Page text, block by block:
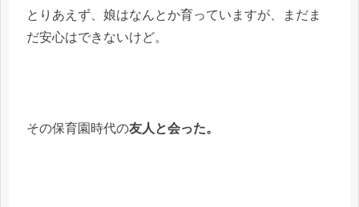
とりあえず、娘はなんとか育っていますが、まだま
だ安心はできないけど。
その保育園時代の友人と会った。